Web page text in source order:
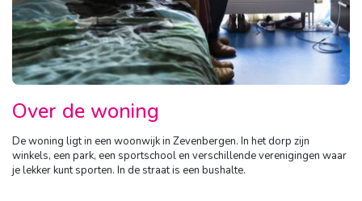
Over de woning
De woning ligt in een woonwijk in Zevenbergen. In het dorp zijn
winkels, een park, een sportschool en verschillende verenigingen waar
je lekker kunt sporten. In de straat is een bushalte.